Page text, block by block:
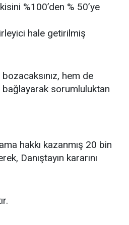
%100’den % 50’ye
hale getirilmiş
hem de
bağlayarak sorumluluktan
hakkı kazanmış 20 bin
Danıştayın kararını